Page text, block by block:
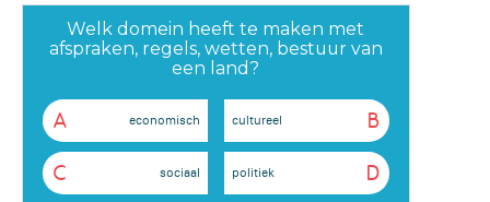
Welk domein heeft te maken met
afspraken, regels, wetten, bestuur van
een land?
A economisch B
cultureel
C sociaal D
politiek